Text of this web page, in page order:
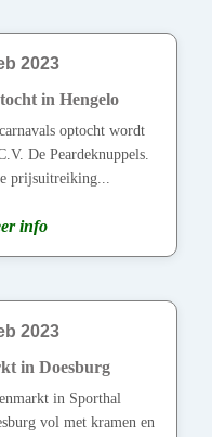
2023
in Hengelo
optocht wordt
De Peardeknuppels.
prijsuitreiking...
info
2023
in Doesburg
in Sporthal
vol met kramen en